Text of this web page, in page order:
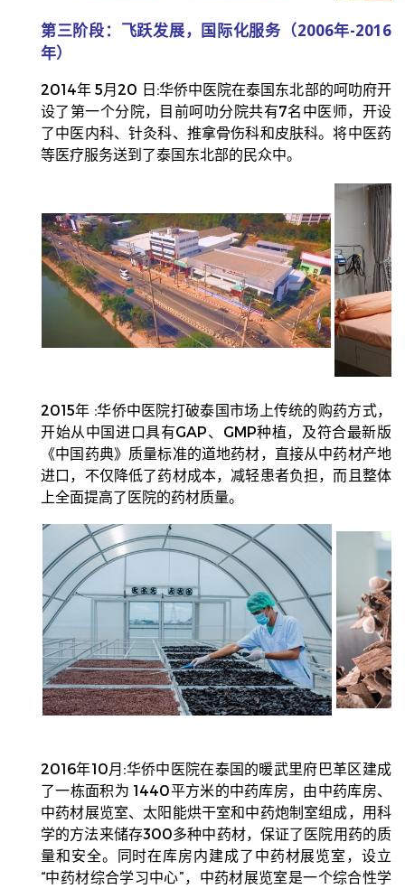
第三阶段：飞跃发展，国际化服务（2006年-2016
年）
2014年 5月20 日:华侨中医院在泰国东北部的呵叻府开
设了第一个分院，目前呵叻分院共有7名中医师，开设
了中医内科、针灸科、推拿骨伤科和皮肤科。将中医药
等医疗服务送到了泰国东北部的民众中。
2015年 :华侨中医院打破泰国市场上传统的购药方式，
开始从中国进口具有GAP、GMP种植，及符合最新版
《中国药典》质量标准的道地药材，直接从中药材产地
进口，不仅降低了药材成本，减轻患者负担，而且整体
上全面提高了医院的药材质量。
2016年10月:华侨中医院在泰国的暖武里府巴革区建成
了一栋面积为 1440平方米的中药库房，由中药库房、
中药材展览室、太阳能烘干室和中药炮制室组成，用科
学的方法来储存300多种中药材，保证了医院用药的质
量和安全。 同时在库房内建成了中药材展览室，设立
“中药材综合学习中心”，中药材展览室是一个综合性学